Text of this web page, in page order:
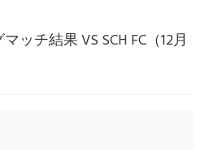
ッチ結果 VS SCH FC（12月